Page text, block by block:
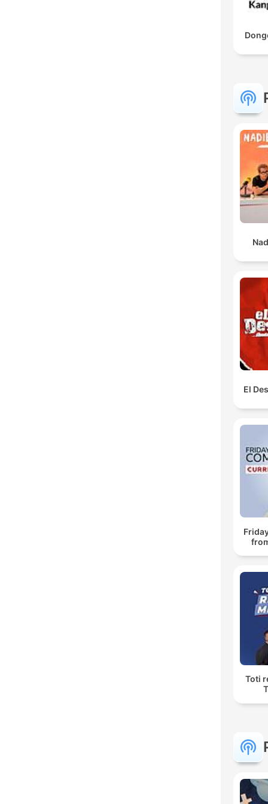
El
Toti